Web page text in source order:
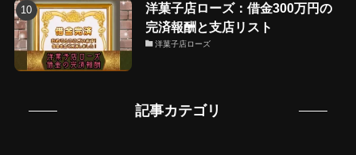
洋菓子店ローズ：借金300万円の
完済報酬と支店リスト
洋菓子店ローズ
記事カテゴリ